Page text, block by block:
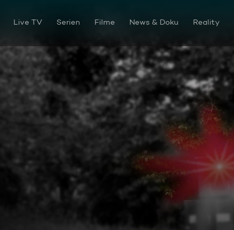
Live TV Serien Filme News & Doku Reality